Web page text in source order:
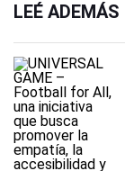
LEÉ ADEMÁS